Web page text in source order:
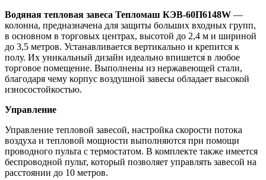
Водяная тепловая завеса Тепломаш КЭВ-60П6148W —
колонна, предназначена для защиты больших входных групп,
в основном в торговых центрах, высотой до 2,4 м и шириной
до 3,5 метров. Устанавливается вертикально и крепится к
полу. Их уникальный дизайн идеально впишется в любое
торговое помещение. Выполнены из нержавеющей стали,
благодаря чему корпус воздушной завесы обладает высокой
износостойкостью.
Управление
Управление тепловой завесой, настройка скорости потока
воздуха и тепловой мощности выполняются при помощи
проводного пульта с термостатом. В комплекте также имеется
беспроводной пульт, который позволяет управлять завесой на
расстоянии до 10 метров.